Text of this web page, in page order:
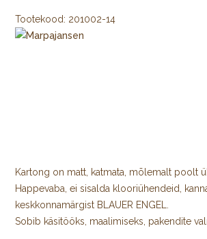
Tootekood: 201002-14
Kartong on matt, katmata, mõlemalt poolt
Happevaba, ei sisalda klooriühendeid,
keskkonnamärgist BLAUER ENGEL.
Sobib käsitööks, maalimiseks, pakendite